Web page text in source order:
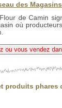
des
de Camin
où
ou vous vendez
produits phares